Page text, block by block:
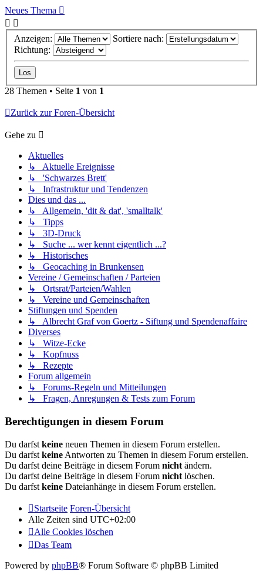
Neues Thema
Anzeigen:
Sortiere nach:
Richtung:
28 Themen • Seite 1 von 1
Zurück zur Foren-Übersicht
Gehe zu
Aktuelles
↳ Aktuelle Ereignisse
↳ 'Schwarzes Brett'
↳ Infrastruktur und Tendenzen
Dies und das ...
↳ Allgemein, 'dit & dat', 'smalltalk'
↳ Tipps
↳ 3D-Druck
↳ Suche ... wer kennt eigentlich ...?
↳ Historisches
↳ Geocaching in Brunkensen
Vereine / Gemeinschaften / Parteien
↳ Ortsrat/Parteien/Wahlen
↳ Vereine und Gemeinschaften
Stiftungen und Spenden
↳ Albrecht Graf von Goertz - Siftung und Spendenaffaire
Diverses
↳ Witze-Ecke
↳ Kopfnuss
↳ Rezepte
Forum allgemein
↳ Forums-Regeln und Mitteilungen
↳ Fragen, Anregungen & Tests zum Forum
Berechtigungen in diesem Forum
Du darfst keine neuen Themen in diesem Forum erstellen.
Du darfst keine Antworten zu Themen in diesem Forum erstellen.
Du darfst deine Beiträge in diesem Forum nicht ändern.
Du darfst deine Beiträge in diesem Forum nicht löschen.
Du darfst keine Dateianhänge in diesem Forum erstellen.
Startseite Foren-Übersicht
Alle Zeiten sind UTC+02:00
Alle Cookies löschen
Das Team
Powered by phpBB® Forum Software © phpBB Limited